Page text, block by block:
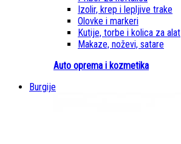
Izolir, krep i lepljive trake
Olovke i markeri
Kutije, torbe i kolica za alat
Makaze, noževi, satare
Auto oprema i kozmetika
Burgije